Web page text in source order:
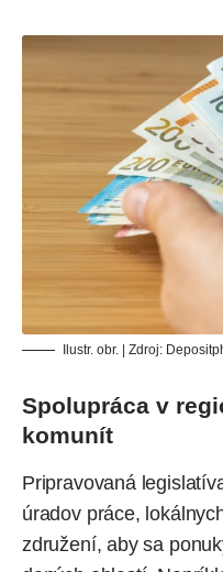
Ilustr. obr. | Zdroj:
Spolupráca v
komunít
Pripravovaná
úradov práce,
združení, aby sa